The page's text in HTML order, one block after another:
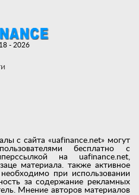
с сайта «uafinance.net» могут
бесплатно с
на uafinance.net,
материала. также активное
при использовании
за содержание рекламных
Мнение авторов материалов
- 2026